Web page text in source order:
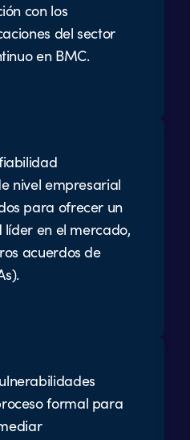
con los
del sector
en BMC.
nivel empresarial
para ofrecer un
en el mercado,
acuerdos de
formal para